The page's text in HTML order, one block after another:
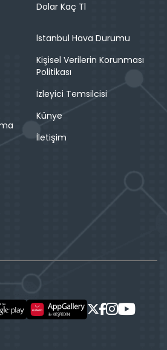
Dolar Kaç Tl
İstanbul Hava Durumu
Kişisel Verilerin Korunması
Politikası
İzleyici Temsilcisi
Künye
İletişim